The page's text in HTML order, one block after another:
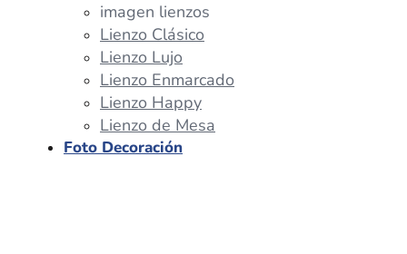
imagen lienzos
Lienzo Clásico
Lienzo Lujo
Lienzo Enmarcado
Lienzo Happy
Lienzo de Mesa
Foto Decoración